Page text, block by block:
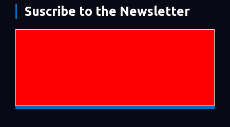
Suscribe to the Newsletter